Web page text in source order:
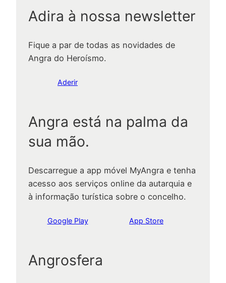
Adira à nossa newsletter
Fique a par de todas as novidades de
Angra do Heroísmo.
Aderir
Angra está na palma da
sua mão.
Descarregue a app móvel MyAngra e tenha
acesso aos serviços online da autarquia e
à informação turística sobre o concelho.
Google Play App Store
Angrosfera